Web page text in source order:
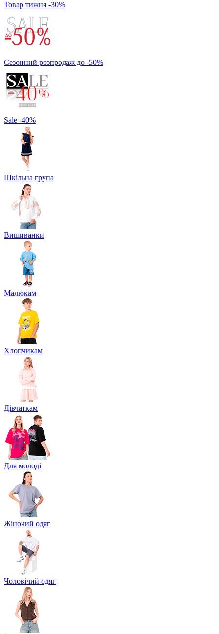
Товар тижня -30%
Сезонний розпродаж до -50%
Sale -40%
Шкільна група
Вишиванки
Малюкам
Хлопчикам
Дівчаткам
Для молоді
Жіночий одяг
Чоловічий одяг